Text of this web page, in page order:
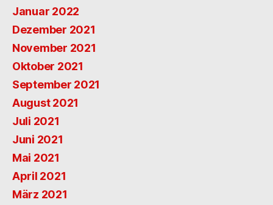
Januar 2022
Dezember 2021
November 2021
Oktober 2021
September 2021
August 2021
Juli 2021
Juni 2021
Mai 2021
April 2021
März 2021